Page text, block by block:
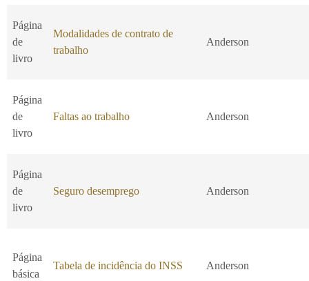
Página
de
livro
Modalidades de contrato de
trabalho
Anderson
Página
de
livro
Faltas ao trabalho Anderson
Página
de
livro
Seguro desemprego Anderson
Página
básica
Tabela de incidência do INSS Anderson